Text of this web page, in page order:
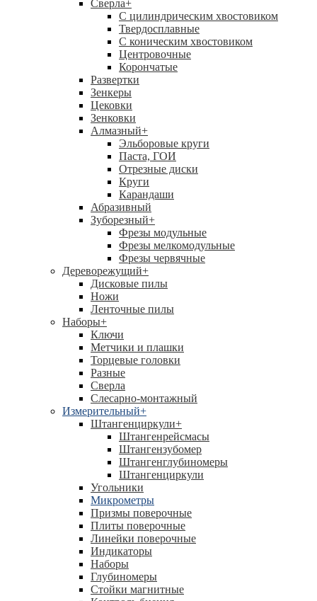
Сверла+
С цилиндрическим хвостовиком
Твердосплавные
С коническим хвостовиком
Центровочные
Корончатые
Развертки
Зенкеры
Цековки
Зенковки
Алмазный+
Эльборовые круги
Паста, ГОИ
Отрезные диски
Круги
Карандаши
Абразивный
Зуборезный+
Фрезы модульные
Фрезы мелкомодульные
Фрезы червячные
Дереворежущий+
Дисковые пилы
Ножи
Ленточные пилы
Наборы+
Ключи
Метчики и плашки
Торцевые головки
Разные
Сверла
Слесарно-монтажный
Измерительный+
Штангенциркули+
Штангенрейсмасы
Штангензубомер
Штангенглубиномеры
Штангенциркули
Угольники
Микрометры
Призмы поверочные
Плиты поверочные
Линейки поверочные
Индикаторы
Наборы
Глубиномеры
Стойки магнитные